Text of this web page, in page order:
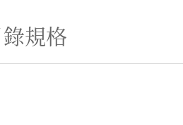
錄規格